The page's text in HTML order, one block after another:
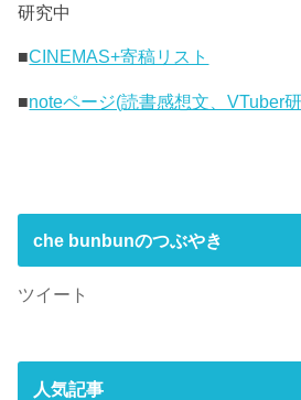
研究中
■CINEMAS+寄稿リスト
■noteページ(読書感想文、VTuber
che bunbunのつぶやき
ツイート
人気記事